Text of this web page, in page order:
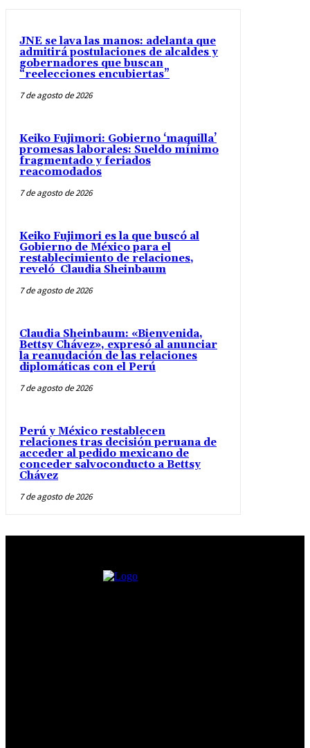
JNE se lava las manos: adelanta que
admitirá postulaciones de alcaldes y
gobernadores que buscan
“reelecciones encubiertas”
7 de agosto de 2026
Keiko Fujimori: Gobierno ‘maquilla’
promesas laborales: Sueldo mínimo
fragmentado y feriados
reacomodados
7 de agosto de 2026
Keiko Fujimori es la que buscó al
Gobierno de México para el
restablecimiento de relaciones,
reveló Claudia Sheinbaum
7 de agosto de 2026
Claudia Sheinbaum: «Bienvenida,
Bettsy Chávez», expresó al anunciar
la reanudación de las relaciones
diplomáticas con el Perú
7 de agosto de 2026
Perú y México restablecen
relaciones tras decisión peruana de
acceder al pedido mexicano de
conceder salvoconducto a Bettsy
Chávez
7 de agosto de 2026